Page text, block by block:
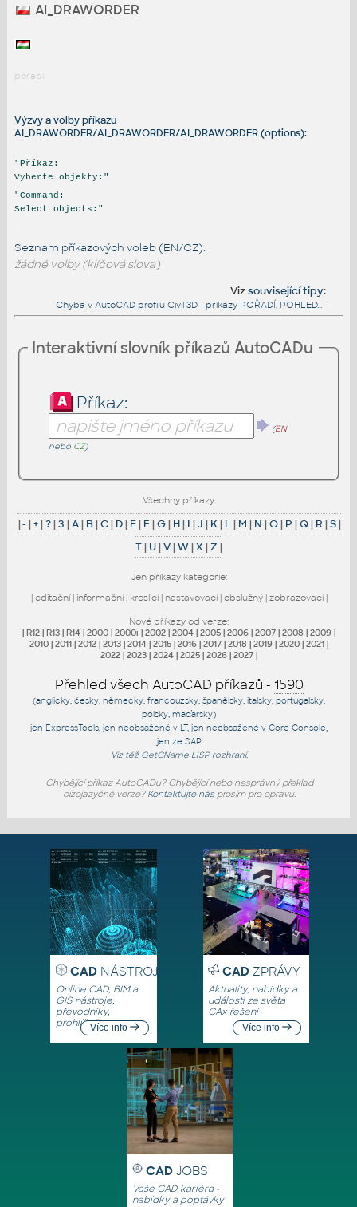
AI_DRAWORDER
poradi
Výzvy a volby příkazu
AI_DRAWORDER/AI_DRAWORDER/AI_DRAWORDER (options):
"Příkaz:
Vyberte objekty:"
"Command:
Select objects:"
-
Seznam příkazových voleb (EN/CZ):
žádné volby (klíčová slova)
Vizsouvisející tipy:
Chyba v AutoCAD profilu Civil 3D - příkazy POŘADÍ, POHLED... •
Interaktivní slovník příkazů AutoCADu
Příkaz:
(EN
nebo CZ)
Všechny příkazy:
|- |+|?|3 |A| B|C| D| E| F |G| H| I |J | K| L | M | N |O| P |Q| R |S|
T| U|V|W|X |Z |
Jen příkazy kategorie:
| editační| informační| kreslicí| nastavovací| obslužný| zobrazovací|
Nové příkazy od verze:
| R12 | R13 | R14 | 2000 | 2000i | 2002 | 2004 | 2005 | 2006 | 2007 | 2008 | 2009 |
2010 | 2011 | 2012 | 2013 | 2014 | 2015 | 2016 | 2017 | 2018 | 2019 | 2020 | 2021 |
2022 | 2023 | 2024 | 2025 | 2026 | 2027 |
Přehled všech AutoCAD příkazů - 1590
(anglicky, česky, německy, francouzsky, španělsky, italsky, portugalsky,
polsky, maďarsky)
jen ExpressTools, jen neobsažené v LT, jen neobsažené v Core Console,
jen ze SAP
Viz též GetCNameLISP rozhraní.
Chybějící příkaz AutoCADu? Chybějící nebo nesprávný překlad
cizojazyčné verze? Kontaktujte násprosím pro opravu.
CADNÁSTROJE
Online CAD, BIM a
GIS nástroje,
převodníky,
prohlížečeVíce info
CADZPRÁVY
Aktuality, nabídky a
události ze světa
CAx řešení
Více info
CAD JOBS
Vaše CAD kariéra -
nabídky a poptávky